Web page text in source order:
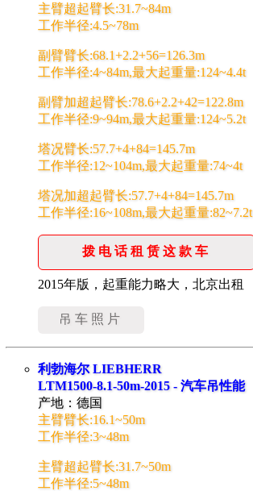
主臂超起臂长:31.7~84m
工作半径:4.5~78m
副臂臂长:68.1+2.2+56=126.3m
工作半径:4~84m,最大起重量:124~4.4t
副臂加超起臂长:78.6+2.2+42=122.8m
工作半径:9~94m,最大起重量:124~5.2t
塔况臂长:57.7+4+84=145.7m
工作半径:12~104m,最大起重量:74~4t
塔况加超起臂长:57.7+4+84=145.7m
工作半径:16~108m,最大起重量:82~7.2t
拨电话租赁这款车
2015年版，起重能力略大，北京出租
吊车照片
利勃海尔 LIEBHERR
LTM1500-8.1-50m-2015 - 汽车吊性能
产地：德国
主臂臂长:16.1~50m
工作半径:3~48m
主臂超起臂长:31.7~50m
工作半径:5~48m